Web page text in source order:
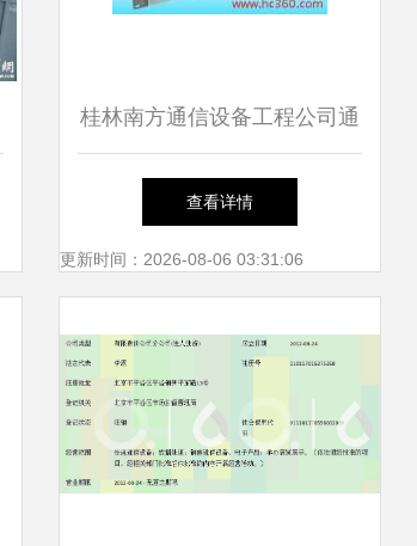
桂林南方通信设备工程公司通
讯设备修理图鉴
查看详情
更新时间：2026-08-06 03:31:06